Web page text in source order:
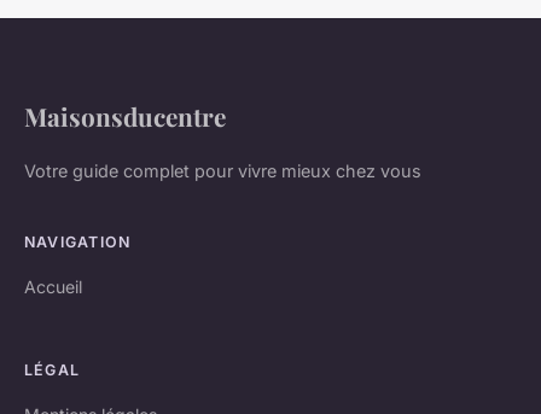
Maisonsducentre
Votre guide complet pour vivre mieux chez vous
NAVIGATION
Accueil
LÉGAL